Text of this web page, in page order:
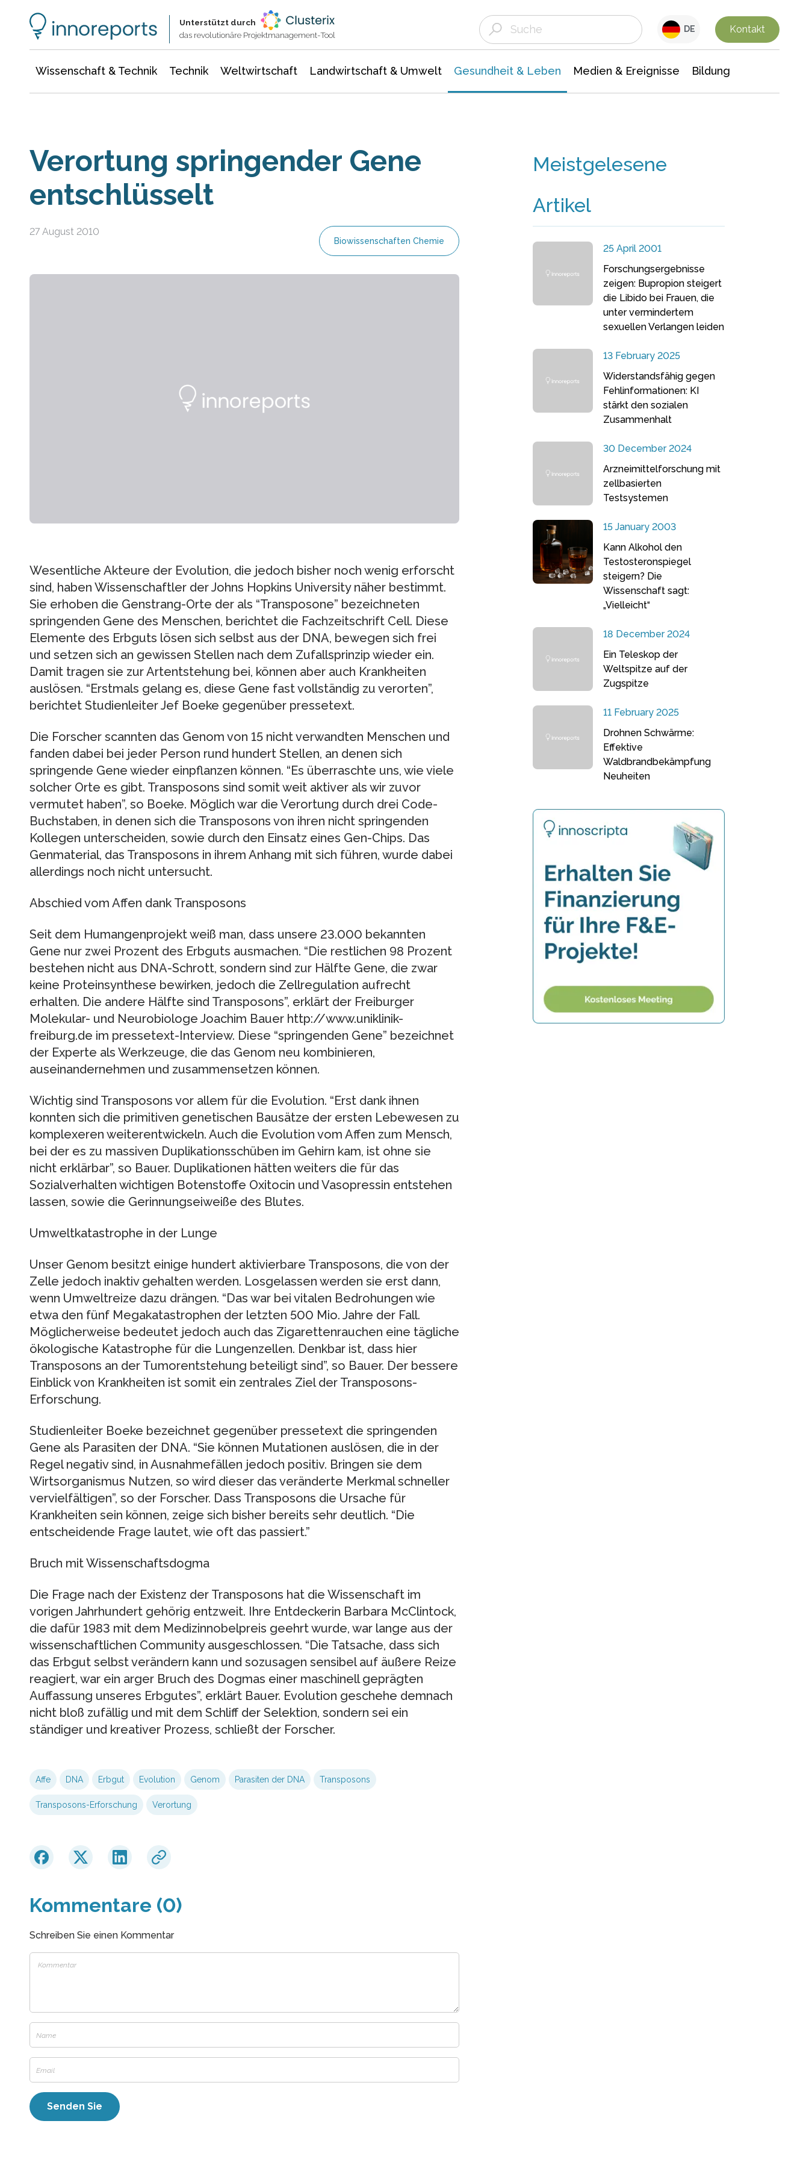
Unterstützt durch
das revolutionäre Projektmanagement-Tool
DE Kontakt
Wissenschaft & Technik Technik Weltwirtschaft Landwirtschaft & Umwelt Gesundheit & Leben Medien & Ereignisse Bildung
Verortung springender Gene
entschlüsselt
27 August 2010
Biowissenschaften Chemie
Wesentliche Akteure der Evolution, die jedoch bisher noch wenig erforscht
sind, haben Wissenschaftler der Johns Hopkins University näher bestimmt.
Sie erhoben die Genstrang-Orte der als “Transposone” bezeichneten
springenden Gene des Menschen, berichtet die Fachzeitschrift Cell. Diese
Elemente des Erbguts lösen sich selbst aus der DNA, bewegen sich frei
und setzen sich an gewissen Stellen nach dem Zufallsprinzip wieder ein.
Damit tragen sie zur Artentstehung bei, können aber auch Krankheiten
auslösen. “Erstmals gelang es, diese Gene fast vollständig zu verorten”,
berichtet Studienleiter Jef Boeke gegenüber pressetext.
Die Forscher scannten das Genom von 15 nicht verwandten Menschen und
fanden dabei bei jeder Person rund hundert Stellen, an denen sich
springende Gene wieder einpflanzen können. “Es überraschte uns, wie viele
solcher Orte es gibt. Transposons sind somit weit aktiver als wir zuvor
vermutet haben”, so Boeke. Möglich war die Verortung durch drei Code-
Buchstaben, in denen sich die Transposons von ihren nicht springenden
Kollegen unterscheiden, sowie durch den Einsatz eines Gen-Chips. Das
Genmaterial, das Transposons in ihrem Anhang mit sich führen, wurde dabei
allerdings noch nicht untersucht.
Abschied vom Affen dank Transposons
Seit dem Humangenprojekt weiß man, dass unsere 23.000 bekannten
Gene nur zwei Prozent des Erbguts ausmachen. “Die restlichen 98 Prozent
bestehen nicht aus DNA-Schrott, sondern sind zur Hälfte Gene, die zwar
keine Proteinsynthese bewirken, jedoch die Zellregulation aufrecht
erhalten. Die andere Hälfte sind Transposons”, erklärt der Freiburger
Molekular- und Neurobiologe Joachim Bauer http://www.uniklinik-
freiburg.de im pressetext-Interview. Diese “springenden Gene” bezeichnet
der Experte als Werkzeuge, die das Genom neu kombinieren,
auseinandernehmen und zusammensetzen können.
Wichtig sind Transposons vor allem für die Evolution. “Erst dank ihnen
konnten sich die primitiven genetischen Bausätze der ersten Lebewesen zu
komplexeren weiterentwickeln. Auch die Evolution vom Affen zum Mensch,
bei der es zu massiven Duplikationsschüben im Gehirn kam, ist ohne sie
nicht erklärbar”, so Bauer. Duplikationen hätten weiters die für das
Sozialverhalten wichtigen Botenstoffe Oxitocin und Vasopressin entstehen
lassen, sowie die Gerinnungseiweiße des Blutes.
Umweltkatastrophe in der Lunge
Unser Genom besitzt einige hundert aktivierbare Transposons, die von der
Zelle jedoch inaktiv gehalten werden. Losgelassen werden sie erst dann,
wenn Umweltreize dazu drängen. “Das war bei vitalen Bedrohungen wie
etwa den fünf Megakatastrophen der letzten 500 Mio. Jahre der Fall.
Möglicherweise bedeutet jedoch auch das Zigarettenrauchen eine tägliche
ökologische Katastrophe für die Lungenzellen. Denkbar ist, dass hier
Transposons an der Tumorentstehung beteiligt sind”, so Bauer. Der bessere
Einblick von Krankheiten ist somit ein zentrales Ziel der Transposons-
Erforschung.
Studienleiter Boeke bezeichnet gegenüber pressetext die springenden
Gene als Parasiten der DNA. “Sie können Mutationen auslösen, die in der
Regel negativ sind, in Ausnahmefällen jedoch positiv. Bringen sie dem
Wirtsorganismus Nutzen, so wird dieser das veränderte Merkmal schneller
vervielfältigen”, so der Forscher. Dass Transposons die Ursache für
Krankheiten sein können, zeige sich bisher bereits sehr deutlich. “Die
entscheidende Frage lautet, wie oft das passiert.”
Bruch mit Wissenschaftsdogma
Die Frage nach der Existenz der Transposons hat die Wissenschaft im
vorigen Jahrhundert gehörig entzweit. Ihre Entdeckerin Barbara McClintock,
die dafür 1983 mit dem Medizinnobelpreis geehrt wurde, war lange aus der
wissenschaftlichen Community ausgeschlossen. “Die Tatsache, dass sich
das Erbgut selbst verändern kann und sozusagen sensibel auf äußere Reize
reagiert, war ein arger Bruch des Dogmas einer maschinell geprägten
Auffassung unseres Erbgutes”, erklärt Bauer. Evolution geschehe demnach
nicht bloß zufällig und mit dem Schliff der Selektion, sondern sei ein
ständiger und kreativer Prozess, schließt der Forscher.
Affe DNA Erbgut Evolution Genom Parasiten der DNA Transposons
Transposons-Erforschung Verortung
Kommentare (0)
Schreiben Sie einen Kommentar
Meistgelesene
Artikel
25 April 2001
Forschungsergebnisse
zeigen: Bupropion steigert
die Libido bei Frauen, die
unter vermindertem
sexuellen Verlangen leiden
13 February 2025
Widerstandsfähig gegen
Fehlinformationen: KI
stärkt den sozialen
Zusammenhalt
30 December 2024
Arzneimittelforschung mit
zellbasierten
Testsystemen
15 January 2003
Kann Alkohol den
Testosteronspiegel
steigern? Die
Wissenschaft sagt:
„Vielleicht“
18 December 2024
Ein Teleskop der
Weltspitze auf der
Zugspitze
11 February 2025
Drohnen Schwärme:
Effektive
Waldbrandbekämpfung
Neuheiten